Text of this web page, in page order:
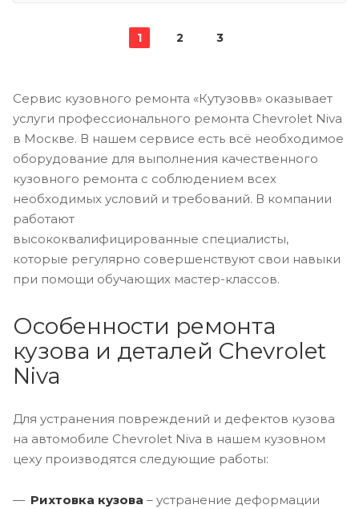
1 2 3
Сервис кузовного ремонта «Кутузовв» оказывает
услуги профессионального ремонта Chevrolet Niva
в Москве. В нашем сервисе есть всё необходимое
оборудование для выполнения качественного
кузовного ремонта с соблюдением всех
необходимых условий и требований. В компании
работают
высококвалифицированные специалисты,
которые регулярно совершенствуют свои навыки
при помощи обучающих мастер-классов.
Особенности ремонта
кузова и деталей Chevrolet
Niva
Для устранения повреждений и дефектов кузова
на автомобиле Chevrolet Niva в нашем кузовном
цеху производятся следующие работы:
Рихтовка кузова – устранение деформации